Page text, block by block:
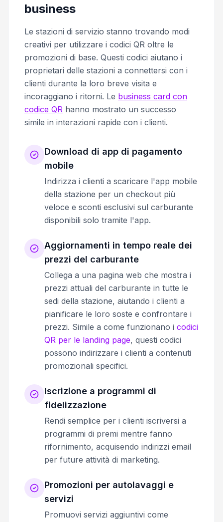
business
Le stazioni di servizio stanno trovando modi
creativi per utilizzare i codici QR oltre le
promozioni di base. Questi codici aiutano i
proprietari delle stazioni a connettersi con i
clienti durante la loro breve visita e
incoraggiano i ritorni. Le business card con
codice QR hanno mostrato un successo
simile in interazioni rapide con i clienti.
Download di app di pagamento
mobile
Indirizza i clienti a scaricare l'app mobile
della stazione per un checkout più
veloce e sconti esclusivi sul carburante
disponibili solo tramite l'app.
Aggiornamenti in tempo reale dei
prezzi del carburante
Collega a una pagina web che mostra i
prezzi attuali del carburante in tutte le
sedi della stazione, aiutando i clienti a
pianificare le loro soste e confrontare i
prezzi. Simile a come funzionano i codici
QR per le landing page, questi codici
possono indirizzare i clienti a contenuti
promozionali specifici.
Iscrizione a programmi di
fidelizzazione
Rendi semplice per i clienti iscriversi a
programmi di premi mentre fanno
rifornimento, acquisendo indirizzi email
per future attività di marketing.
Promozioni per autolavaggi e
servizi
Promuovi servizi aggiuntivi come